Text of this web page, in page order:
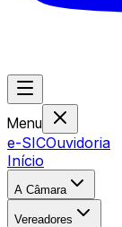
Menu
e-SICOuvidoria
Início
A Câmara
Vereadores